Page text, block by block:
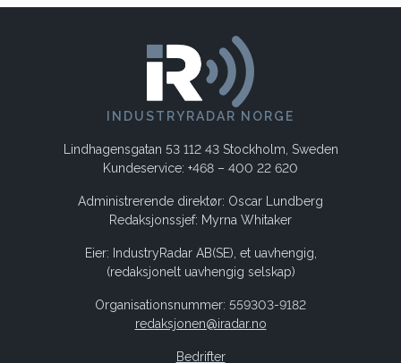
INDUSTRYRADAR NORGE
Lindhagensgatan 53 112 43 Stockholm, Sweden
Kundeservice: +468 – 400 22 620
Administrerende direktør: Oscar Lundberg
Redaksjonssjef: Myrna Whitaker
Eier: IndustryRadar AB(SE), et uavhengig,
(redaksjonelt uavhengig selskap)
Organisationsnummer: 559303-9182
redaksjonen@iradar.no
Bedrifter